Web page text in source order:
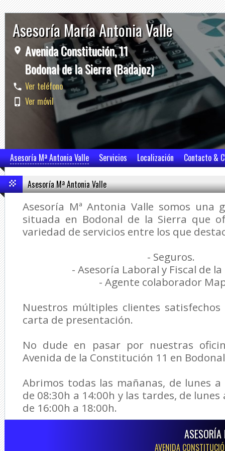
Asesoría María Antonia Valle
Avenida Constitución, 11
Bodonal de la Sierra (Badajoz)
Ver teléfono
Ver móvil
Asesoría Mª Antonia Valle Servicios Localización Contacto &
Asesoría Mª Antonia Valle
Asesoría Mª Antonia Valle somos una
situada en Bodonal de la Sierra que
variedad de servicios entre los que
- Seguros.
- Asesoría Laboral y Fiscal de
- Agente colaborador
Nuestros múltiples clientes
carta de presentación.
No dude en pasar por nuestras
Avenida de la Constitución 11 en
Abrimos todas las mañanas, de lunes
de 08:30h a 14:00h y las tardes, de
de 16:00h a 18:00h.
AVENIDA